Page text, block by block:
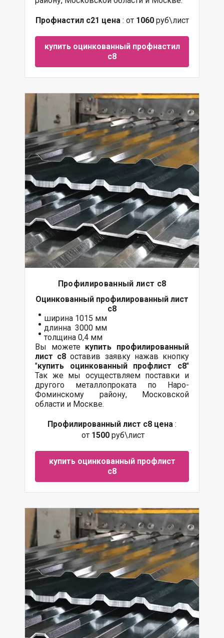
Профнастил с21 цена : от1060 руб\лист
купить оцинкованный профнастил
с8
Профилированный лист с8
Оцинкованный профилированный лист
с8
ширина 1015 мм
длинна 3000 мм
толщина 0,4 мм
Вы можете купить профилированный
лист с8 оставив заявку нажав кнопку
"купить оцинкованный профлист с8"
Так же мы осуществляем поставки и
другого металлопроката по Наро-
Фоминскому району, Московской
области и Москве.
Профилированный лист с8 цена :
от 1500 руб\лист
купить оцинкованный профлист
с8